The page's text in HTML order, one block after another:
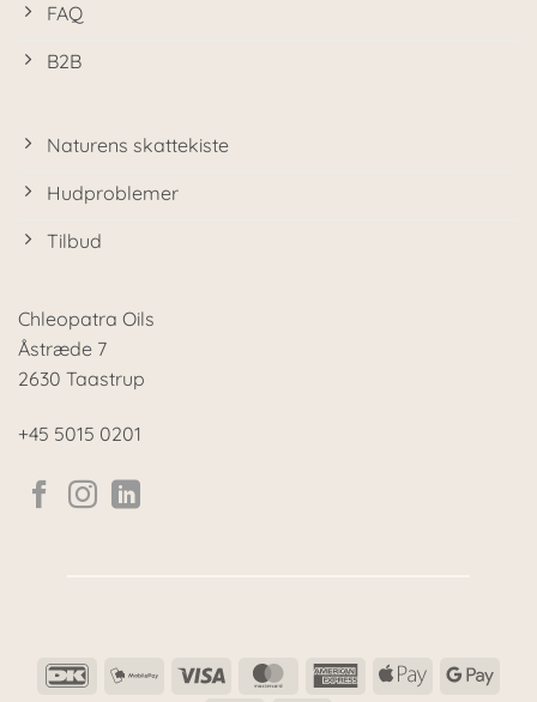
FAQ
B2B
Naturens skattekiste
Hudproblemer
Tilbud
Chleopatra Oils
Åstræde 7
2630 Taastrup
+45 5015 0201
DanKortMobilePay Visa MasterCardAmericanApple